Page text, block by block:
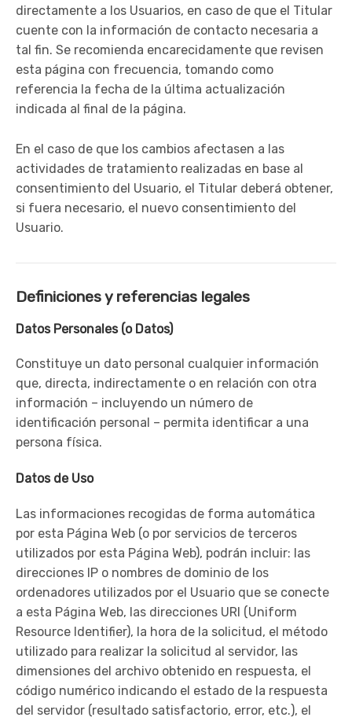
directamente a los Usuarios, en caso de que el Titular
cuente con la información de contacto necesaria a
tal fin. Se recomienda encarecidamente que revisen
esta página con frecuencia, tomando como
referencia la fecha de la última actualización
indicada al final de la página.
En el caso de que los cambios afectasen a las
actividades de tratamiento realizadas en base al
consentimiento del Usuario, el Titular deberá obtener,
si fuera necesario, el nuevo consentimiento del
Usuario.
Definiciones y referencias legales
Datos Personales (o Datos)
Constituye un dato personal cualquier información
que, directa, indirectamente o en relación con otra
información – incluyendo un número de
identificación personal – permita identificar a una
persona física.
Datos de Uso
Las informaciones recogidas de forma automática
por esta Página Web (o por servicios de terceros
utilizados por esta Página Web), podrán incluir: las
direcciones IP o nombres de dominio de los
ordenadores utilizados por el Usuario que se conecte
a esta Página Web, las direcciones URI (Uniform
Resource Identifier), la hora de la solicitud, el método
utilizado para realizar la solicitud al servidor, las
dimensiones del archivo obtenido en respuesta, el
código numérico indicando el estado de la respuesta
del servidor (resultado satisfactorio, error, etc.), el